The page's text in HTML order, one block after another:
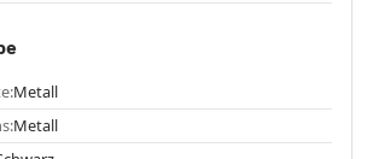
Metall
Metall